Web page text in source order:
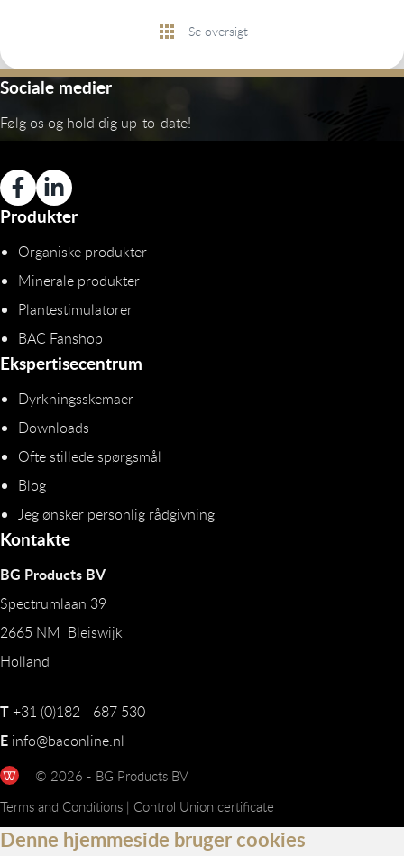
Se oversigt
Sociale medier
Følg os og hold dig up-to-date!
Produkter
Organiske produkter
Minerale produkter
Plantestimulatorer
BAC Fanshop
Ekspertisecentrum
Dyrkningsskemaer
Downloads
Ofte stillede spørgsmål
Blog
Jeg ønsker personlig rådgivning
Kontakte
BG Products BV
Spectrumlaan 39
2665 NM Bleiswijk
Holland
T+31 (0)182 - 687 530
E info@baconline.nl
© 2026 - BG Products BV
Terms and Conditions | Control Union certificate
Denne hjemmeside bruger cookies